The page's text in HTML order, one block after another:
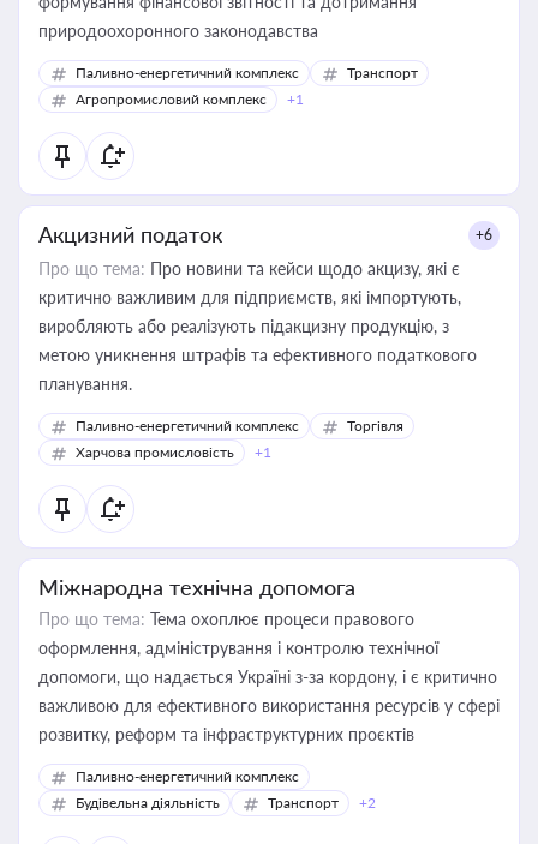
природоохоронного законодавства
Паливно-енергетичний комплекс
Транспорт
Агропромисловий комплекс
+1
Акцизний податок +6
Про що тема: Про новини та кейси щодо акцизу, які є
критично важливим для підприємств, які імпортують,
виробляють або реалізують підакцизну продукцію, з
метою уникнення штрафів та ефективного податкового
планування.
Паливно-енергетичний комплекс
Торгівля
Харчова промисловість
+1
Міжнародна технічна допомога
Про що тема: Тема охоплює процеси правового
оформлення, адміністрування і контролю технічної
допомоги, що надається Україні з-за кордону, і є критично
важливою для ефективного використання ресурсів у сфері
розвитку, реформ та інфраструктурних проєктів
Паливно-енергетичний комплекс
Будівельна діяльність
Транспорт +2